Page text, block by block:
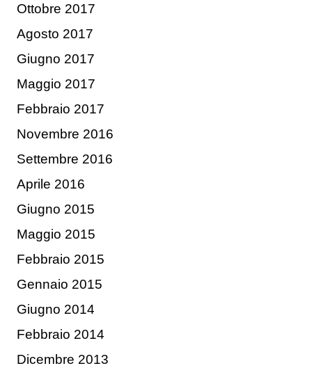
Ottobre 2017
Agosto 2017
Giugno 2017
Maggio 2017
Febbraio 2017
Novembre 2016
Settembre 2016
Aprile 2016
Giugno 2015
Maggio 2015
Febbraio 2015
Gennaio 2015
Giugno 2014
Febbraio 2014
Dicembre 2013